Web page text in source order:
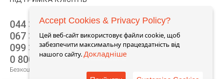
044 392 44 45
067 344 14 44 (viber)
099 399 23 80
0 800 305 805
Безкоштовно по Україні
Accept Cookies & Privacy Policy?
Цей веб-сайт використовує файли cookie, щоб
забезпечити максимальну працездатність від
нашого сайту.Докладніше